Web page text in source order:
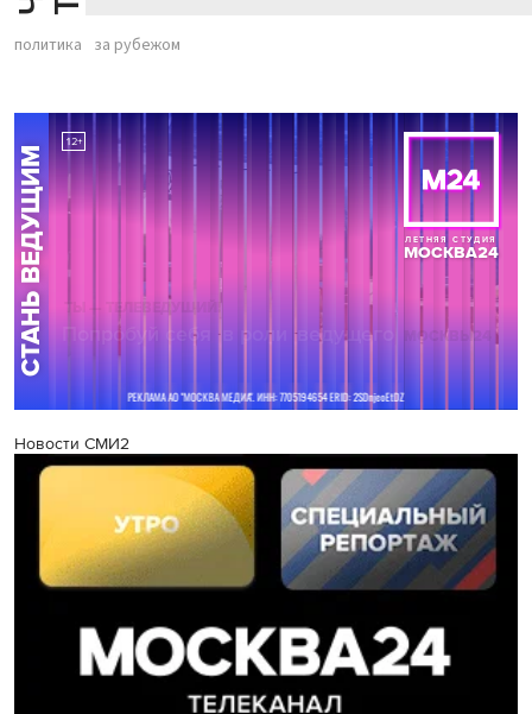
политика за рубежом
Новости СМИ2